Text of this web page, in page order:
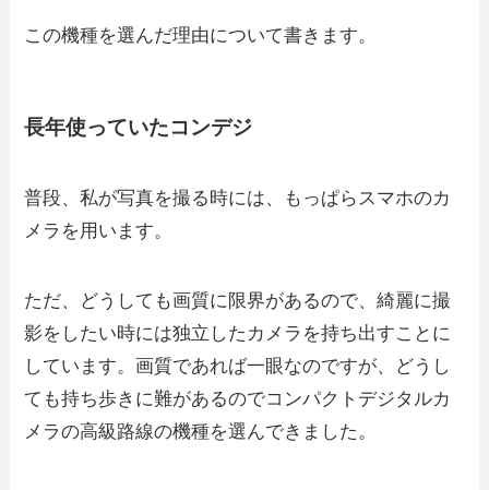
この機種を選んだ理由について書きます。
長年使っていたコンデジ
普段、私が写真を撮る時には、もっぱらスマホのカ
メラを用います。
ただ、どうしても画質に限界があるので、綺麗に撮
影をしたい時には独立したカメラを持ち出すことに
しています。画質であれば一眼なのですが、どうし
ても持ち歩きに難があるのでコンパクトデジタルカ
メラの高級路線の機種を選んできました。